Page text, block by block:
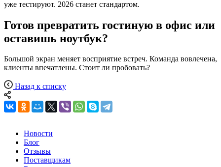
уже тестируют. 2026 станет стандартом.
Готов превратить гостиную в офис или
оставишь ноутбук?
Большой экран меняет восприятие встреч. Команда вовлечена,
клиенты впечатлены. Стоит ли пробовать?
Назад к списку
Новости
Блог
Отзывы
Поставщикам